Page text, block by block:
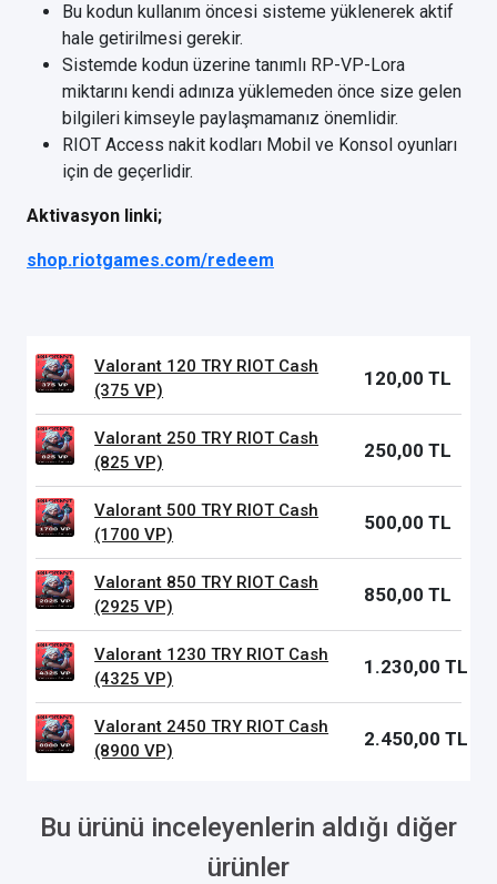
Bu kodun kullanım öncesi sisteme yüklenerek aktif
hale getirilmesi gerekir.
Sistemde kodun üzerine tanımlı RP-VP-Lora
miktarını kendi adınıza yüklemeden önce size gelen
bilgileri kimseyle paylaşmamanız önemlidir.
RIOT Access nakit kodları Mobil ve Konsol oyunları
için de geçerlidir.
Aktivasyon linki;
shop.riotgames.com/redeem
Valorant 120 TRY RIOT Cash
(375 VP)
120,00 TL
Valorant 250 TRY RIOT Cash
(825 VP)
250,00 TL
Valorant 500 TRY RIOT Cash
(1700 VP)
500,00 TL
Valorant 850 TRY RIOT Cash
(2925 VP)
850,00 TL
Valorant 1230 TRY RIOT Cash
(4325 VP)
1.230,00 TL
Valorant 2450 TRY RIOT Cash
(8900 VP)
2.450,00 TL
Bu ürünü inceleyenlerin aldığı diğer
ürünler